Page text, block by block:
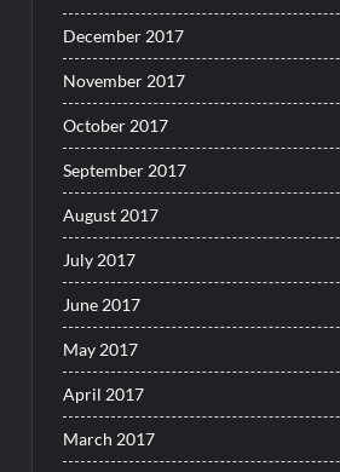
December 2017
November 2017
October 2017
September 2017
August 2017
July 2017
June 2017
May 2017
April 2017
March 2017